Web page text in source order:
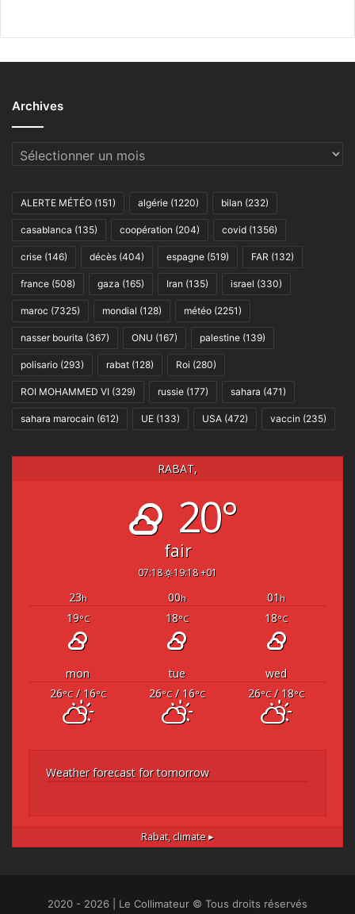
Archives
Archives
ALERTE MÉTÉO (151) algérie (1220) bilan (232)
casablanca (135) coopération (204) covid (1356)
crise (146) décès (404) espagne (519) FAR (132)
france (508) gaza (165) Iran (135) israel (330)
maroc (7325) mondial (128) météo (2251)
nasser bourita (367) ONU (167) palestine (139)
polisario (293) rabat (128) Roi (280)
ROI MOHAMMED VI (329) russie (177) sahara (471)
sahara marocain (612) UE (133) USA (472) vaccin (235)
RABAT,
20°
fair
07:18 19:18 +01
23h 00h 01 h
19°C 18°C 18°C
mon tue
wed
26°C/ 16°C 26°C/ 16°C 26°C/ 18°C
Weather forecast for tomorrow
Rabat, climate ▸
2020 - 2026 | Le Collimateur © Tous droits réservés